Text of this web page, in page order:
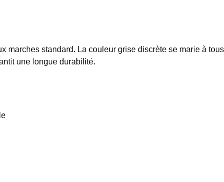
marches standard. La couleur grise discrète se marie à
une longue durabilité.